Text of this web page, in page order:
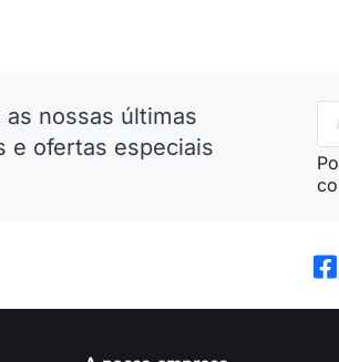
nossas últimas
e ofertas especiais